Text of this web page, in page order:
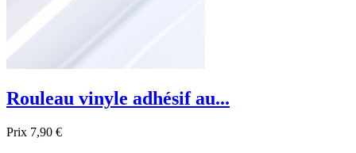
Rouleau vinyle adhésif au...
Prix 7,90 €